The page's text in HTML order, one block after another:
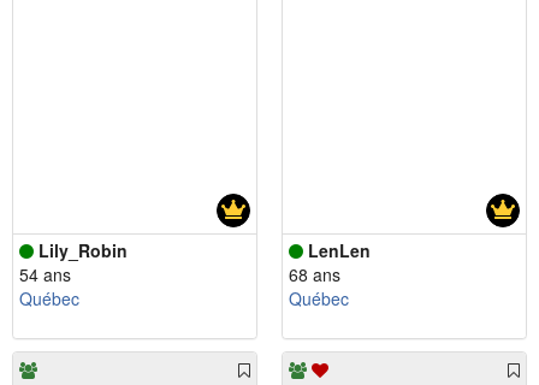
Lily_Robin
54 ans
Québec
LenLen
68 ans
Québec